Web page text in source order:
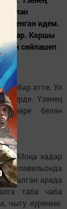
белән
җыенган идем.
Каршы
сөйләшеп
хәбәр итте. Ул
Үзенең
белән
Моңа кадәр
павильонда
алган арада
таба чаба
чыгу куренми.